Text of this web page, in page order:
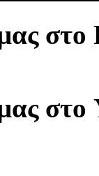
στο